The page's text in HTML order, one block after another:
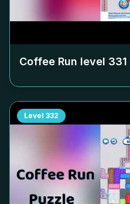
Coffee Run level 331
Level 332